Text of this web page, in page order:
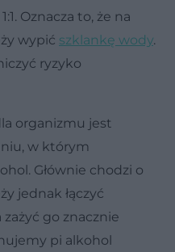
Oznacza to, że na
wypić szklankę wody.
ryzyko
organizmu jest
w którym
Głównie chodzi o
jednak łączyć
go znacznie
pi alkohol